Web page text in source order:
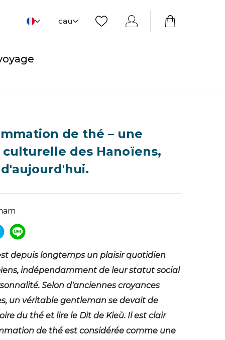
cau
de thé – une
des Hanoïens,
depuis longtemps un plaisir quotidien
indépendamment de leur statut social
Selon d'anciennes croyances
un véritable gentleman se devait de
du thé et lire le Dit de Kieù. Il est clair
de thé est considérée comme une